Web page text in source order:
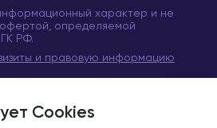
Cookies
характер и не
офертой, определяемой
РФ.
и правовую информацию
«Вита Медикус». 2011-2024